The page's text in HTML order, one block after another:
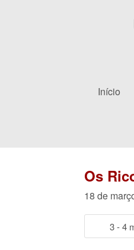
Início
Os
18 de
3 - 4